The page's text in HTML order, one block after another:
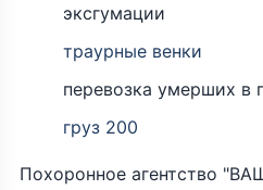
эксгумации
траурные венки
перевозка умерших в
груз 200
Похоронное агентство